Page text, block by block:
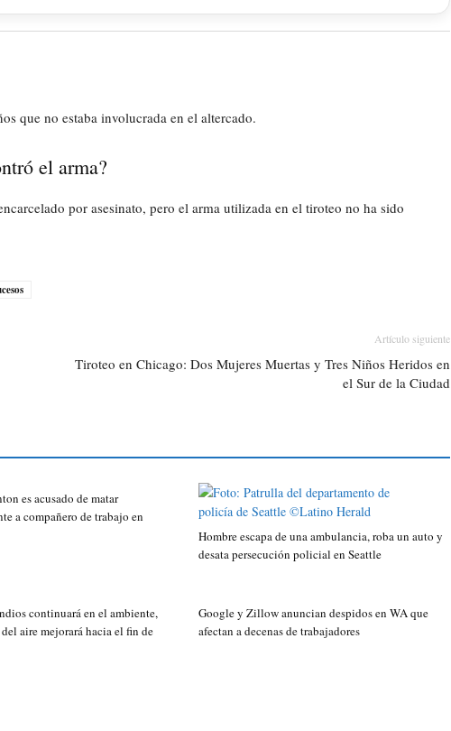
que no estaba involucrada en el altercado.
el arma?
por asesinato, pero el arma utilizada en el tiroteo no ha sido
Artículo siguiente
Tiroteo en Chicago: Dos Mujeres Muertas y Tres Niños Heridos en
el Sur de la Ciudad
es acusado de matar
a compañero de trabajo en
Hombre escapa de una ambulancia, roba un auto y
desata persecución policial en Seattle
continuará en el ambiente,
aire mejorará hacia el fin de
Google y Zillow anuncian despidos en WA que
afectan a decenas de trabajadores